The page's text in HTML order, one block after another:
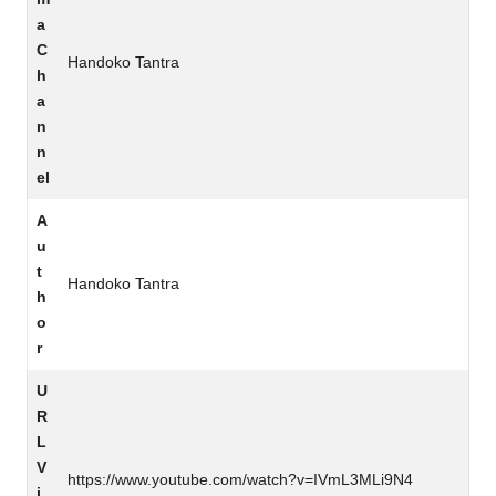
a
C
h
a
n
n
el
Handoko Tantra
A
u
t
h
o
r
Handoko Tantra
U
R
L
V
https://www.youtube.com/watch?v=IVmL3MLi9N4